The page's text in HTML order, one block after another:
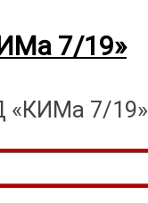
7/19»
«КИМа 7/19»